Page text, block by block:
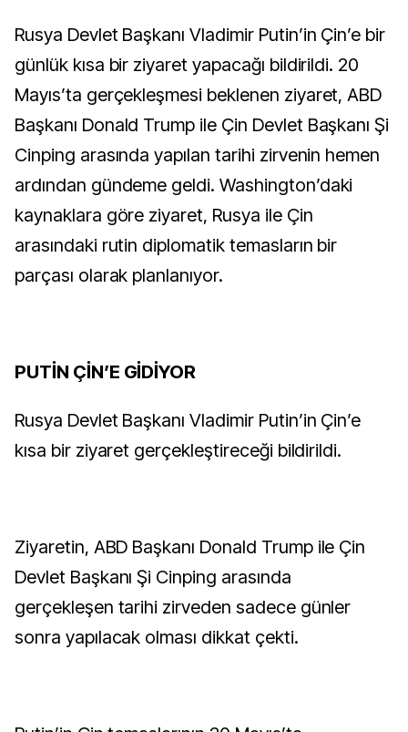
Rusya Devlet Başkanı Vladimir Putin’in Çin’e bir
günlük kısa bir ziyaret yapacağı bildirildi. 20
Mayıs’ta gerçekleşmesi beklenen ziyaret, ABD
Başkanı Donald Trump ile Çin Devlet Başkanı Şi
Cinping arasında yapılan tarihi zirvenin hemen
ardından gündeme geldi. Washington’daki
kaynaklara göre ziyaret, Rusya ile Çin
arasındaki rutin diplomatik temasların bir
parçası olarak planlanıyor.
PUTİN ÇİN’E GİDİYOR
Rusya Devlet Başkanı Vladimir Putin’in Çin’e
kısa bir ziyaret gerçekleştireceği bildirildi.
Ziyaretin, ABD Başkanı Donald Trump ile Çin
Devlet Başkanı Şi Cinping arasında
gerçekleşen tarihi zirveden sadece günler
sonra yapılacak olması dikkat çekti.